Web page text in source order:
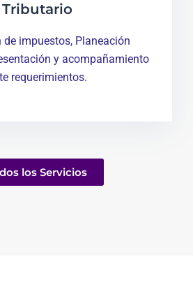
Tributario
impuestos, Planeación
y acompañamiento
requerimientos.
los Servicios